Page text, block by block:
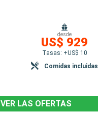
desde
US$ 929
Tasas: +US$ 10
Comidas incluidas
VER LAS OFERTAS